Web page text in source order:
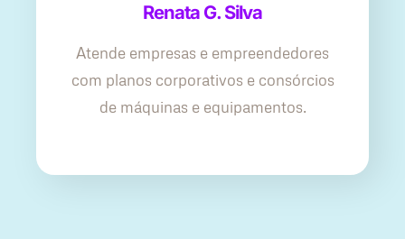
Renata G. Silva
Atende empresas e empreendedores
com planos corporativos e consórcios
de máquinas e equipamentos.